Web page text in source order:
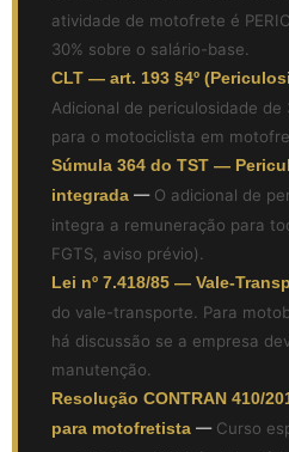
atividade de motofrete é
30% sobre o salário-base.
CLT — art. 193 §4º
Adicional de periculosidade
para o motociclista em
Súmula 364 do TST —
integrada — O adicional de
integra a remuneração para
FGTS, aviso prévio).
Lei nº 7.418/85 — Vale-
do vale-transporte. Para
há discussão se a empresa
manutenção.
Resolução CONTRAN 410/
para motofretista — Curso